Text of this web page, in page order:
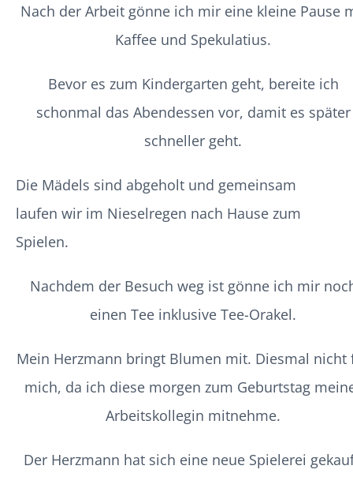
Nach der Arbeit gönne ich mir eine kleine Pause
Kaffee und Spekulatius.
Bevor es zum Kindergarten geht, bereite ich
schonmal das Abendessen vor, damit es später
schneller geht.
Die Mädels sind abgeholt und gemeinsam
laufen wir im Nieselregen nach Hause zum
Spielen.
Nachdem der Besuch weg ist gönne ich mir
einen Tee inklusive Tee-Orakel.
Mein Herzmann bringt Blumen mit. Diesmal nicht
mich, da ich diese morgen zum Geburtstag
Arbeitskollegin mitnehme.
Der Herzmann hat sich eine neue Spielerei